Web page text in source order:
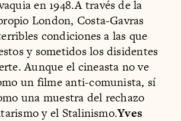
en 1948.A través de la
London, Costa-Gavras
condiciones a las que
y sometidos los disidentes
Aunque el cineasta no ve
un filme anti-comunista, sí
una muestra del rechazo
y el Stalinismo.Yves